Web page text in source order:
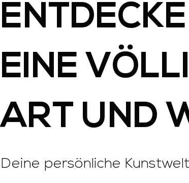
EINE
ART UND
Deine persönliche